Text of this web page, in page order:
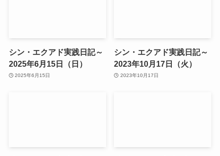
シン・エクアド実践日記～
2025年6月15日（日）
2025年6月15日
シン・エクアド実践日記～
2023年10月17日（火）
2023年10月17日